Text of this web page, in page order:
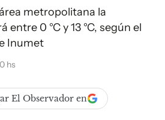
metropolitana la
0 °C y 13 °C, según el
Inumet
hs
El Observador en